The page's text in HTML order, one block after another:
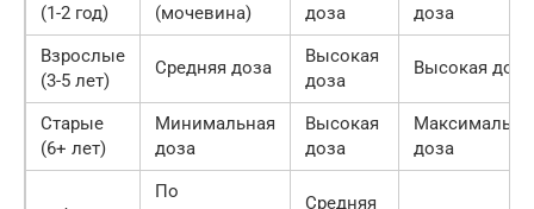
(1-2 год)
(мочевина)
доза
доза
Взрослые
(3-5 лет)
Средняя доза
Высокая
доза
Высокая доза
Старые
(6+ лет)
Минимальная
доза
Высокая
доза
доза
По
Средняя